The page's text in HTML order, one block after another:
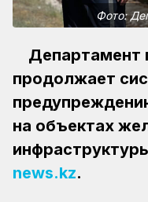
Фото:
Департамент
продолжает
на объектах
news.kz.